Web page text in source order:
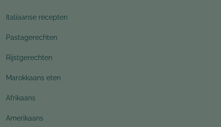
Italiaanse recepten
Pastagerechten
Rijstgerechten
Marokkaans eten
Afrikaans
Amerikaans